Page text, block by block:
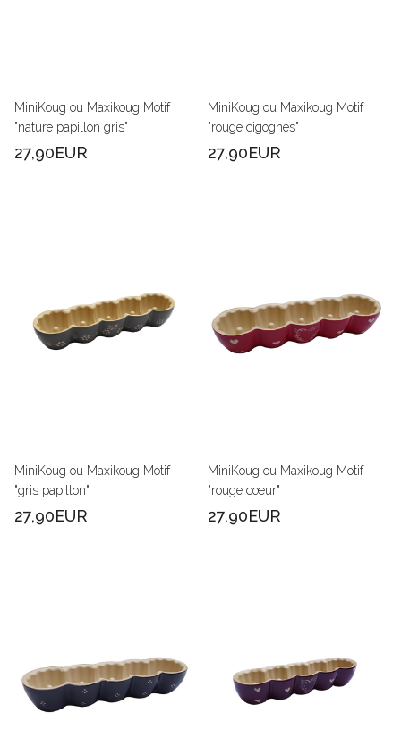
MiniKoug ou Maxikoug Motif
"nature papillon gris"
27,90EUR
MiniKoug ou Maxikoug Motif
"rouge cigognes"
27,90EUR
MiniKoug ou Maxikoug Motif
"gris papillon"
27,90EUR
MiniKoug ou Maxikoug Motif
"rouge cœur"
27,90EUR